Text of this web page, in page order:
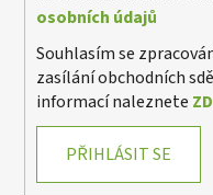
osobních údajů
Souhlasím se
zasílání obchodních
informací naleznete
PŘIHLÁSIT SE